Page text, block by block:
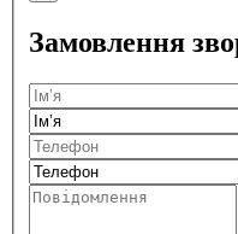
Замовлення